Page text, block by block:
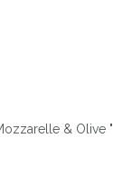
& Olive "